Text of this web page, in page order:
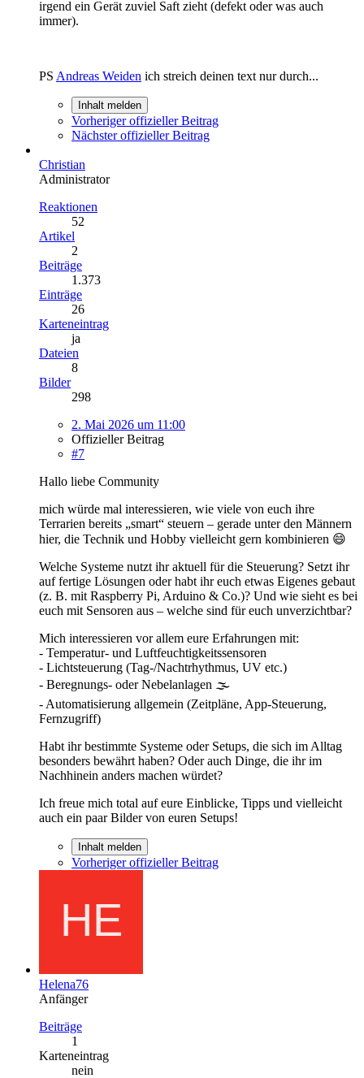
irgend ein Gerät zuviel Saft zieht (defekt oder was auch
immer).
PS Andreas Weiden ich streich deinen text nur durch...
Inhalt melden
Vorheriger offizieller Beitrag
Nächster offizieller Beitrag
Christian
Administrator
Reaktionen
52
Artikel
2
Beiträge
1.373
Einträge
26
Karteneintrag
ja
Dateien
8
Bilder
298
2. Mai 2026 um 11:00
Offizieller Beitrag
#7
Hallo liebe Community
mich würde mal interessieren, wie viele von euch ihre
Terrarien bereits „smart“ steuern – gerade unter den Männern
hier, die Technik und Hobby vielleicht gern kombinieren 😄
Welche Systeme nutzt ihr aktuell für die Steuerung? Setzt ihr
auf fertige Lösungen oder habt ihr euch etwas Eigenes gebaut
(z. B. mit Raspberry Pi, Arduino & Co.)? Und wie sieht es bei
euch mit Sensoren aus – welche sind für euch unverzichtbar?
Mich interessieren vor allem eure Erfahrungen mit:
- Temperatur- und Luftfeuchtigkeitssensoren
- Lichtsteuerung (Tag-/Nachtrhythmus, UV etc.)
- Beregnungs- oder Nebelanlagen 🌫️
- Automatisierung allgemein (Zeitpläne, App-Steuerung,
Fernzugriff)
Habt ihr bestimmte Systeme oder Setups, die sich im Alltag
besonders bewährt haben? Oder auch Dinge, die ihr im
Nachhinein anders machen würdet?
Ich freue mich total auf eure Einblicke, Tipps und vielleicht
auch ein paar Bilder von euren Setups!
Inhalt melden
Vorheriger offizieller Beitrag
Helena76
Anfänger
Beiträge
1
Karteneintrag
nein